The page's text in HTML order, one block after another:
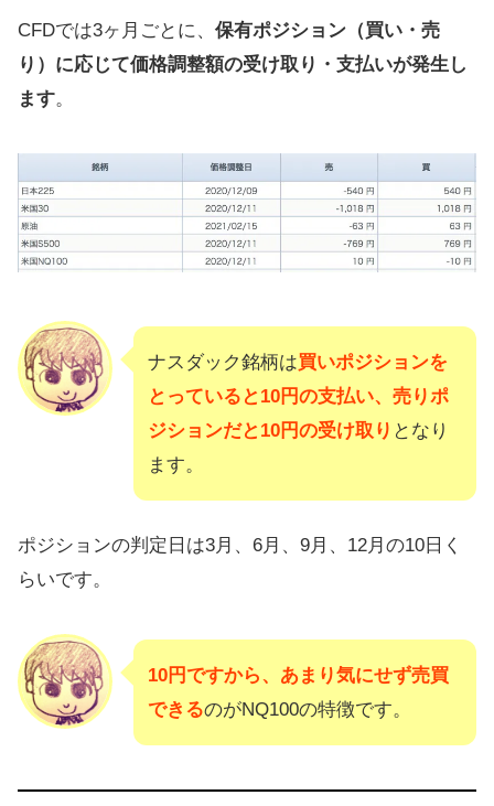
CFDでは3ヶ月ごとに、 保有ポジション（買い・売
り）に応じて価格調整額の受け取り・支払いが発生し
ます。
ナスダック銘柄は買いポジションを
とっていると10円の支払い、売りポ
ジションだと10円の受け取り となり
ます。
ポジションの判定日は3月、6月、9月、12月の10日く
らいです。
10円ですから、あまり気にせず売買
できるのがNQ100の特徴です。